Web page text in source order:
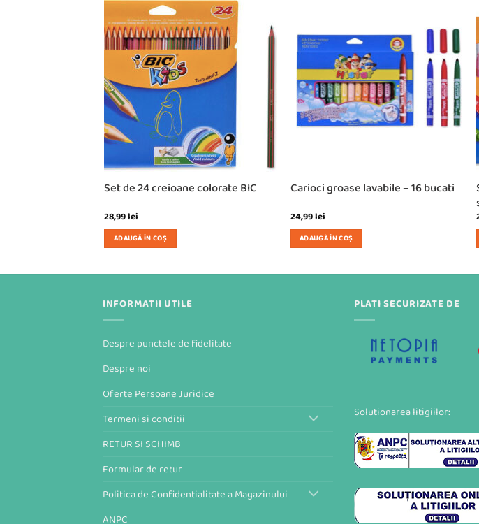
Set de 24 creioane colorate BIC
28,99lei
ADAUGĂ ÎN COȘ
Carioci groase lavabile – 16 bucati
24,99lei
ADAUGĂ ÎN COȘ
INFORMATII UTILE
Despre punctele de fidelitate
Despre noi
Oferte Persoane Juridice
Termeni si conditii
RETUR SI SCHIMB
Formular de retur
Politica de Confidentialitate a Magazinului
ANPC
PLATI SECURIZATE DE
Solutionarea litigiilor: